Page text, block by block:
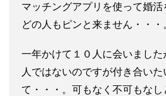
マッチングアプリを使って婚活
どの人もピンと来ません・・・
一年かけて１０人に会いまし
人ではないのですが付き合いた
て・・・。可もなく不可もな